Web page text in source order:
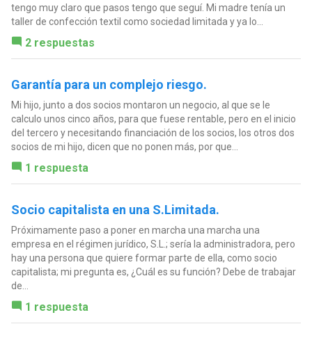
tengo muy claro que pasos tengo que seguí. Mi madre tenía un
taller de confección textil como sociedad limitada y ya lo...
2 respuestas
Garantía para un complejo riesgo.
Mi hijo, junto a dos socios montaron un negocio, al que se le
calculo unos cinco años, para que fuese rentable, pero en el inicio
del tercero y necesitando financiación de los socios, los otros dos
socios de mi hijo, dicen que no ponen más, por que...
1 respuesta
Socio capitalista en una S.Limitada.
Próximamente paso a poner en marcha una marcha una
empresa en el régimen jurídico, S.L.; sería la administradora, pero
hay una persona que quiere formar parte de ella, como socio
capitalista; mi pregunta es, ¿Cuál es su función? Debe de trabajar
de...
1 respuesta